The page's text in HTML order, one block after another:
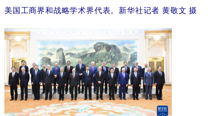
美国工商界和战略学术界代表。新华社记者黄敬文摄